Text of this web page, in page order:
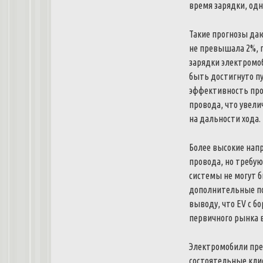
время зарядки,
Такие прогнозы
не превышала 2%,
зарядки
быть достигнуто
эффективность
провода, что
на дальности хода.
Более высокие
провода, но
системы не могут
дополнительные
выводу, что EV с
первичного рынка
Электромобили
состоятельные